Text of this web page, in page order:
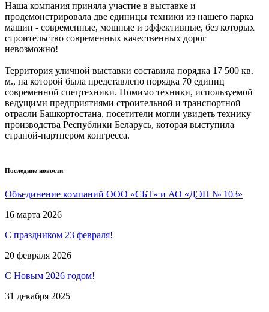
Наша компания приняла участие в выставке и
продемонстрировала две единицы техники из нашего парка
машин - современные, мощные и эффективные, без которых
строительство современных качественных дорог
невозможно!
Территория уличной выставки составила порядка 17 500 кв.
м., на которой была представлено порядка 70 единиц
современной спецтехники. Помимо техники, используемой
ведущими предприятиями строительной и транспортной
отрасли Башкортостана, посетители могли увидеть технику
производства Республики Беларусь, которая выступила
страной-партнером конгресса.
Последние новости
Объединение компаний ООО «СБТ» и АО «ДЭП № 103»
16 марта 2026
С праздником 23 февраля!
20 февраля 2026
С Новым 2026 годом!
31 декабря 2025